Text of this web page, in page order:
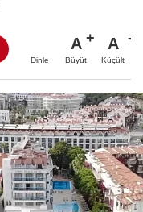
Dinle
A
Büyüt
A
Küçült